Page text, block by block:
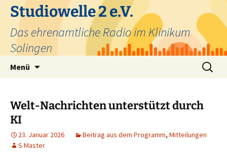
Zum
Inhalt
springen
Studiowelle 2 e.V.
Das ehrenamtliche Radio im Klinikum
Solingen
Menü
Suchen
nach:
Welt-Nachrichten unterstützt durch
KI
23. Januar 2026 Beitrag aus dem Programm, Mitteilungen
S Master